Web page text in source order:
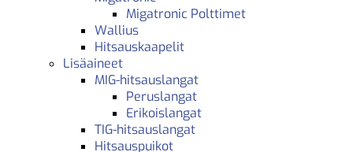
Migatronic Polttimet
Wallius
Hitsauskaapelit
Lisäaineet
MIG-hitsauslangat
Peruslangat
Erikoislangat
TIG-hitsauslangat
Hitsauspuikot